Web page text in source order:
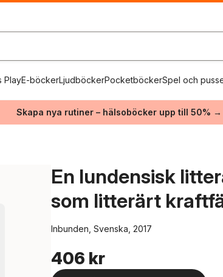
PlayE-böckerLjudböckerPocketböckerSpel och
Skapa nya rutiner – hälsoböcker upp till 50% →
En lundensisk
som litterärt
Inbunden, Svenska, 2017
406 kr